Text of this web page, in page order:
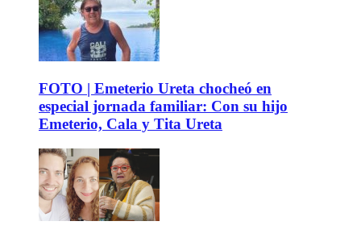
FOTO | Emeterio Ureta chocheó en
especial jornada familiar: Con su hijo
Emeterio, Cala y Tita Ureta